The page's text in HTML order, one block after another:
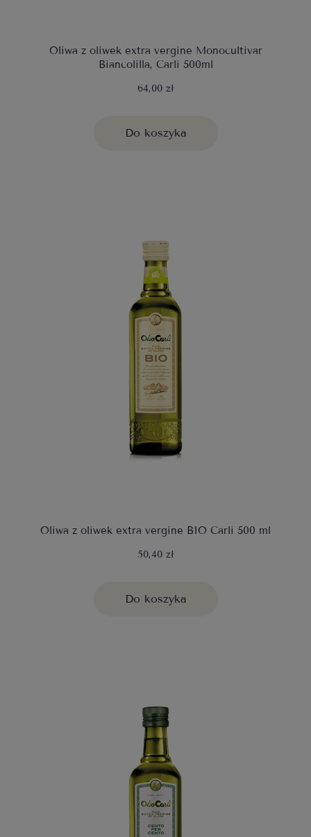
Oliwa z oliwek extra vergine Monocultivar
Biancolilla, Carli 500ml
64,00 zł
Do koszyka
Oliwa z oliwek extra vergine BIO Carli 500 ml
50,40 zł
Do koszyka